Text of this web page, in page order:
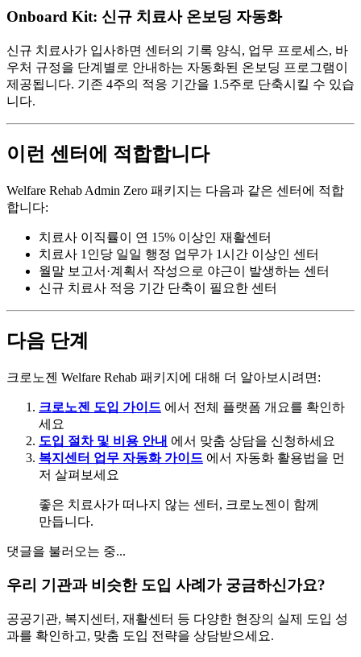
Onboard Kit: 신규 치료사 온보딩 자동화
신규 치료사가 입사하면 센터의 기록 양식, 업무 프로세스, 바
우처 규정을 단계별로 안내하는 자동화된 온보딩 프로그램이
제공됩니다. 기존 4주의 적응 기간을 1.5주로 단축시킬 수 있습
니다.
이런 센터에 적합합니다
Welfare Rehab Admin Zero 패키지는 다음과 같은 센터에 적합
합니다:
치료사 이직률이 연 15% 이상인 재활센터
치료사 1인당 일일 행정 업무가 1시간 이상인 센터
월말 보고서·계획서 작성으로 야근이 발생하는 센터
신규 치료사 적응 기간 단축이 필요한 센터
다음 단계
크로노젠 Welfare Rehab 패키지에 대해 더 알아보시려면:
크로노젠 도입 가이드 에서 전체 플랫폼 개요를 확인하
세요
도입 절차 및 비용 안내 에서 맞춤 상담을 신청하세요
복지센터 업무 자동화 가이드 에서 자동화 활용법을 먼
저 살펴보세요
좋은 치료사가 떠나지 않는 센터, 크로노젠이 함께
만듭니다.
댓글을 불러오는 중...
우리 기관과 비슷한 도입 사례가 궁금하신가요?
공공기관, 복지센터, 재활센터 등 다양한 현장의 실제 도입 성
과를 확인하고, 맞춤 도입 전략을 상담받으세요.